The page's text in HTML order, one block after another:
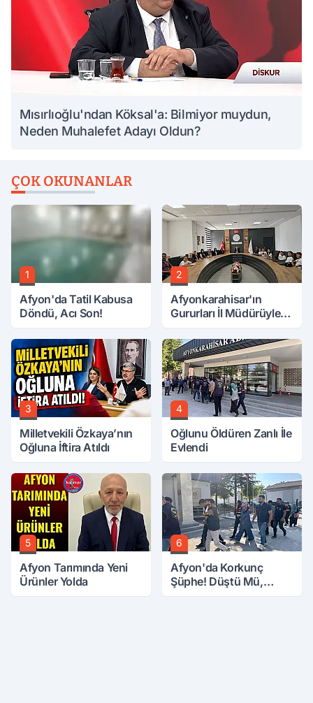
Mısırlıoğlu'ndan Köksal'a: Bilmiyor muydun,
Neden Muhalefet Adayı Oldun?
ÇOK OKUNANLAR
1
Afyon'da Tatil Kabusa
Döndü, Acı Son!
2
Afyonkarahisar'ın
Gururları İl Müdürüyle
3
Milletvekili Özkaya’nın
Oğluna İftira Atıldı
4
Oğlunu Öldüren Zanlı İle
Evlendi
5
Afyon Tarımında Yeni
Ürünler Yolda
6
Afyon'da Korkunç
Şüphe! Düştü Mü,